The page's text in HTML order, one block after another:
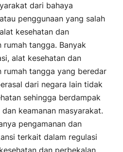
dari bahaya
penggunaan yang salah
kesehatan dan
rumah tangga. Banyak
alat kesehatan dan
rumah tangga yang beredar
dari negara lain tidak
sehingga berdampak
keamanan masyarakat.
pengamanan dan
terkait dalam regulasi